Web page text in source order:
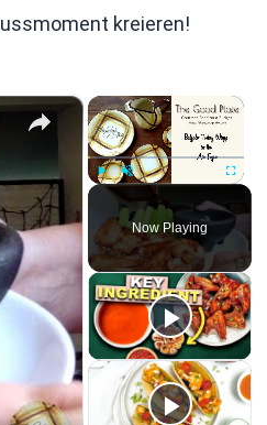
kreieren!
×
Play Unmute Fullscreen
Now Playing
×